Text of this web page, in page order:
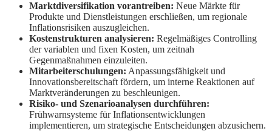
Marktdiversifikation vorantreiben: Neue Märkte für
Produkte und Dienstleistungen erschließen, um regionale
Inflationsrisiken auszugleichen.
Kostenstrukturen analysieren: Regelmäßiges Controlling
der variablen und fixen Kosten, um zeitnah
Gegenmaßnahmen einzuleiten.
Mitarbeiterschulungen: Anpassungsfähigkeit und
Innovationsbereitschaft fördern, um interne Reaktionen auf
Marktveränderungen zu beschleunigen.
Risiko- und Szenarioanalysen durchführen:
Frühwarnsysteme für Inflationsentwicklungen
implementieren, um strategische Entscheidungen abzusichern.